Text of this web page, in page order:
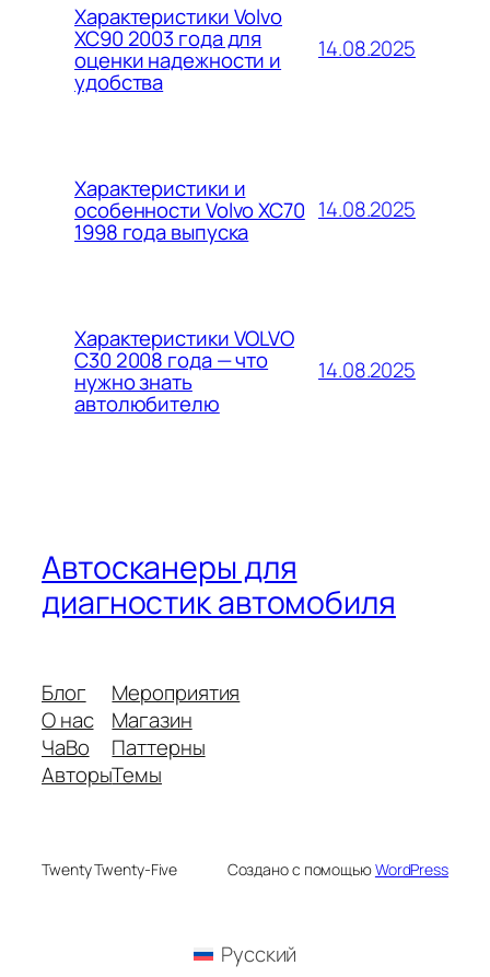
Характеристики Volvo
XC90 2003 года для
оценки надежности и
удобства
14.08.2025
Характеристики и
особенности Volvo XC70
1998 года выпуска
14.08.2025
Характеристики VOLVO
C30 2008 года — что
нужно знать
автолюбителю
14.08.2025
Автосканеры для
диагностик автомобиля
Блог
О нас
ЧаВо
Авторы
Мероприятия
Магазин
Паттерны
Темы
Twenty Twenty-Five Создано с помощьюWordPress
Русский